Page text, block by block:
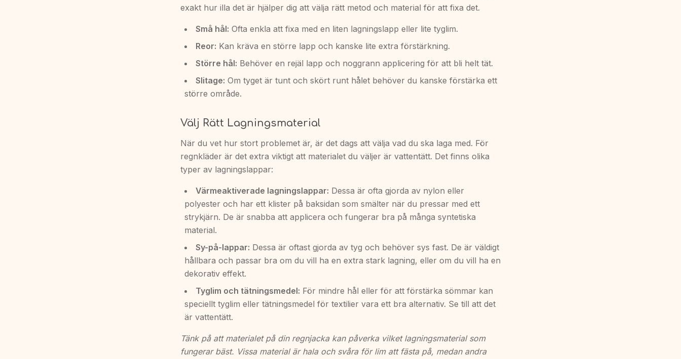
exakt hur illa det är hjälper dig att välja rätt metod och material för att fixa det.
Små hål: Ofta enkla att fixa med en liten lagningslapp eller lite tyglim.
Reor: Kan kräva en större lapp och kanske lite extra förstärkning.
Större hål: Behöver en rejäl lapp och noggrann applicering för att bli helt tät.
Slitage: Om tyget är tunt och skört runt hålet behöver du kanske förstärka ett
större område.
Välj Rätt Lagningsmaterial
När du vet hur stort problemet är, är det dags att välja vad du ska laga med. För
regnkläder är det extra viktigt att materialet du väljer är vattentätt. Det finns olika
typer av lagningslappar:
Värmeaktiverade lagningslappar: Dessa är ofta gjorda av nylon eller
polyester och har ett klister på baksidan som smälter när du pressar med ett
strykjärn. De är snabba att applicera och fungerar bra på många syntetiska
material.
Sy-på-lappar: Dessa är oftast gjorda av tyg och behöver sys fast. De är väldigt
hållbara och passar bra om du vill ha en extra stark lagning, eller om du vill ha en
dekorativ effekt.
Tyglim och tätningsmedel: För mindre hål eller för att förstärka sömmar kan
speciellt tyglim eller tätningsmedel för textilier vara ett bra alternativ. Se till att det
är vattentätt.
Tänk på att materialet på din regnjacka kan påverka vilket lagningsmaterial som
fungerar bäst. Vissa material är hala och svåra för lim att fästa på, medan andra